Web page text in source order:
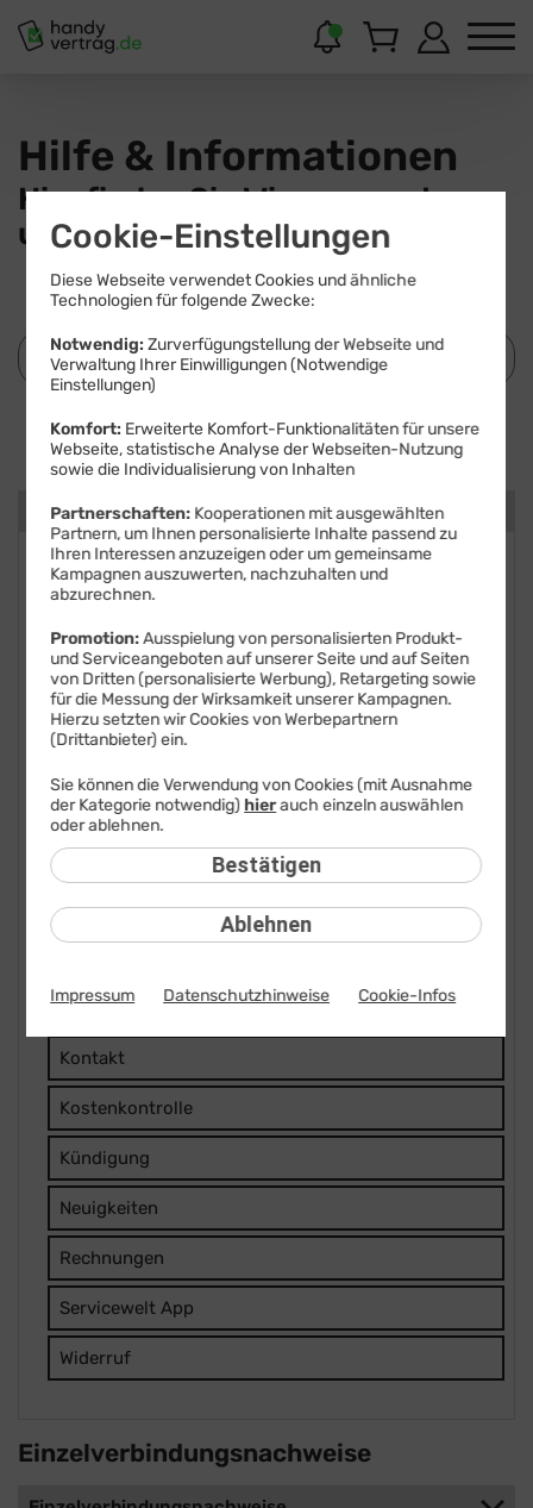
Hilfe & Informationen
Hier finden Sie Wissenswertes
und Hilfestellungen.
Suchen
Kategorien
FAQ: Am häufigsten gesucht
Festnetz-Geräte
Kundendaten
Mobilfunk-Geräte
Vertrag
Bestellung
Freunde werben
Kontakt
Kostenkontrolle
Kündigung
Neuigkeiten
Rechnungen
Servicewelt App
Widerruf
Einzelverbindungsnachweise
Cookie-Einstellungen
Diese Webseite verwendet Cookies und ähnliche
Technologien für folgende Zwecke:
Notwendig: Zurverfügungstellung der Webseite und
Verwaltung Ihrer Einwilligungen (Notwendige
Einstellungen)
Komfort: Erweiterte Komfort-Funktionalitäten für unsere
Webseite, statistische Analyse der Webseiten-Nutzung
sowie die Individualisierung von Inhalten
Partnerschaften: Kooperationen mit ausgewählten
Partnern, um Ihnen personalisierte Inhalte passend zu
Ihren Interessen anzuzeigen oder um gemeinsame
Kampagnen auszuwerten, nachzuhalten und
abzurechnen.
Promotion:Ausspielung von personalisierten Produkt-
und Serviceangeboten auf unserer Seite und auf Seiten
von Dritten (personalisierte Werbung), Retargeting sowie
für die Messung der Wirksamkeit unserer Kampagnen.
Hierzu setzten wir Cookies von Werbepartnern
(Drittanbieter) ein.
Ablehnen
Sie können die Verwendung von Cookies (mit Ausnahme
der Kategorie notwendig) hierauch einzeln auswählen
oder ablehnen.
Bestätigen
Impressum Datenschutzhinweise Cookie-Infos